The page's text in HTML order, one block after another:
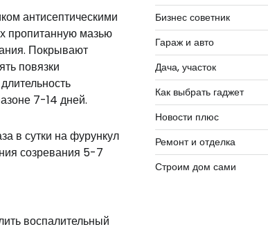
антисептическими
пропитанную мазью
Покрывают
повязки
7-14 дней.
в сутки на фурункул
созревания 5-7
воспалительный
Бизнес советник
Гараж и авто
Дача, участок
Как выбрать гаджет
Новости плюс
Ремонт и отделка
Строим дом сами